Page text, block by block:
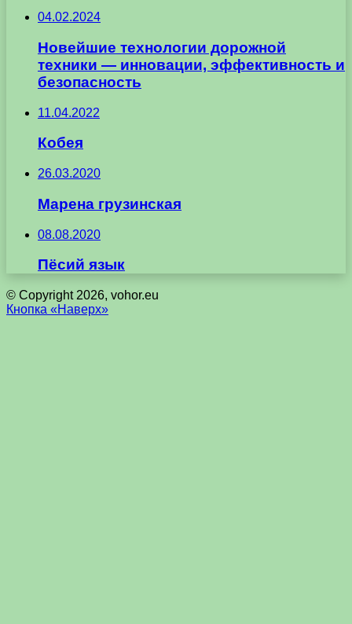
04.02.2024
Новейшие технологии дорожной
техники — инновации, эффективность и
безопасность
11.04.2022
Кобея
26.03.2020
Марена грузинская
08.08.2020
Пёсий язык
© Copyright 2026, vohor.eu
Кнопка «Наверх»